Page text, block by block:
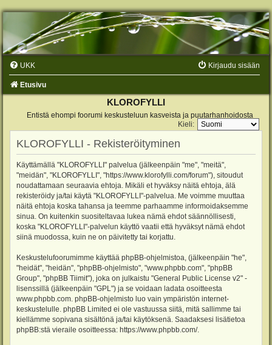
UKK Kirjaudu sisään
Etusivu
KLOROFYLLI
Entistä ehompi foorumi keskusteluun kasveista ja puutarhanhoidosta
Kieli:
KLOROFYLLI - Rekisteröityminen
Käyttämällä "KLOROFYLLI" palvelua (jälkeenpäin "me", "meitä",
"meidän", "KLOROFYLLI", "https://www.klorofylli.com/forum"), sitoudut
noudattamaan seuraavia ehtoja. Mikäli et hyväksy näitä ehtoja, älä
rekisteröidy ja/tai käytä "KLOROFYLLI"-palvelua. Me voimme muuttaa
näitä ehtoja koska tahansa ja teemme parhaamme informoidaksemme
sinua. On kuitenkin suositeltavaa lukea nämä ehdot säännöllisesti,
koska "KLOROFYLLI"-palvelun käyttö vaatii että hyväksyt nämä ehdot
siinä muodossa, kuin ne on päivitetty tai korjattu.
Keskustelufoorumimme käyttää phpBB-ohjelmistoa, (jälkeenpäin "he",
"heidät", "heidän", "phpBB-ohjelmisto", "www.phpbb.com", "phpBB
Group", "phpBB Tiimit"), joka on julkaistu "General Public License v2" -
lisenssillä (jälkeenpäin "GPL") ja se voidaan ladata osoitteesta
www.phpbb.com . phpBB-ohjelmisto luo vain ympäristön internet-
keskustelulle. phpBB Limited ei ole vastuussa siitä, mitä sallimme tai
kiellämme sopivana sisältönä ja/tai käytöksenä. Saadaksesi lisätietoa
phpBB:stä vieraile osoitteessa: https://www.phpbb.com/.